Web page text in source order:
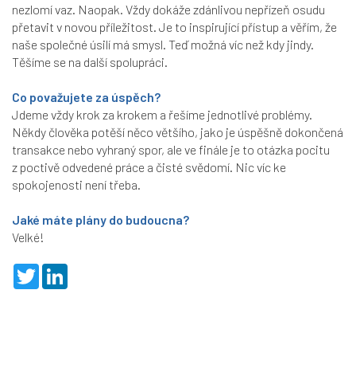
nezlomí vaz. Naopak. Vždy dokáže zdánlivou nepřízeň osudu
přetavit v novou příležitost. Je to inspirující přístup a věřím, že
naše společné úsilí má smysl. Teď možná víc než kdy jindy.
Těšíme se na další spolupráci.
Co považujete za úspěch?
Jdeme vždy krok za krokem a řešíme jednotlivé problémy.
Někdy člověka potěší něco většího, jako je úspěšně dokončená
transakce nebo vyhraný spor, ale ve finále je to otázka pocitu
z poctivě odvedené práce a čisté svědomí. Nic víc ke
spokojenosti není třeba.
Jaké máte plány do budoucna?
Velké!
T
w